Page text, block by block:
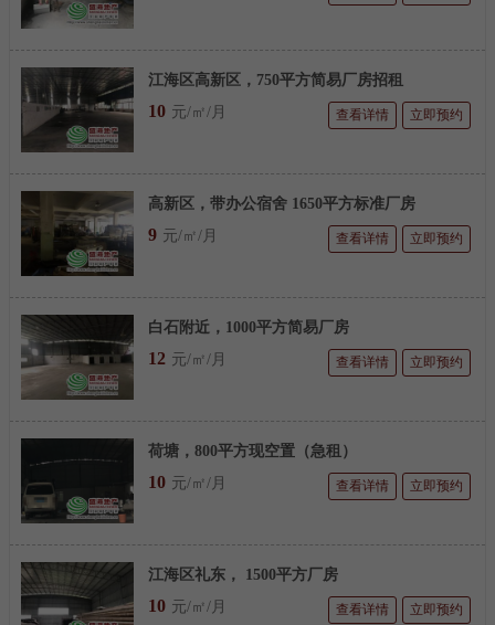
江海区高新区，750平方简易厂房招租
10 元/㎡/月 立即预约
查看详情
高新区，带办公宿舍 1650平方标准厂房
9 元/㎡/月 立即预约
查看详情
白石附近，1000平方简易厂房
12 元/㎡/月 立即预约
查看详情
荷塘，800平方现空置（急租）
10 元/㎡/月 立即预约
查看详情
江海区礼东， 1500平方厂房
10 元/㎡/月 立即预约
查看详情